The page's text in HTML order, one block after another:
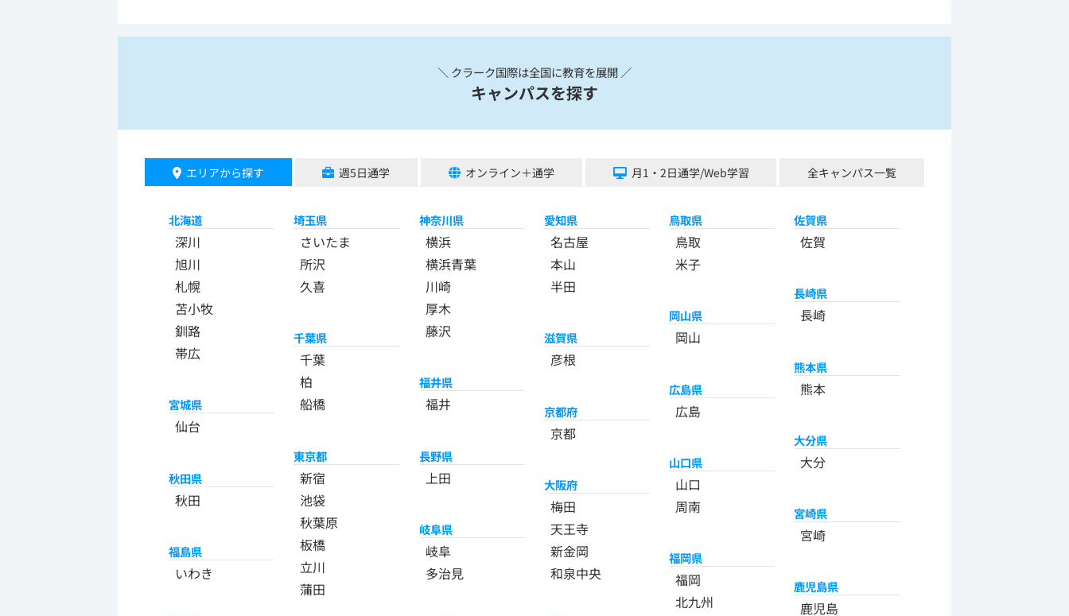
＼ クラーク国際は全国に教育を展開 ／
キャンパスを探す
エリアから探す 週5日通学 オンライン＋通学 月1・2日通学/Web学習 全キャンパス一覧
北海道
深川
旭川
札幌
苫小牧
釧路
帯広
宮城県
仙台
秋田県
秋田
福島県
いわき
埼玉県
さいたま
所沢
久喜
千葉県
千葉
柏
船橋
東京都
新宿
池袋
秋葉原
板橋
立川
蒲田
神奈川県
横浜
横浜青葉
川崎
厚木
藤沢
福井県
福井
長野県
上田
岐阜県
岐阜
多治見
愛知県
名古屋
本山
半田
滋賀県
彦根
京都府
京都
大阪府
梅田
天王寺
新金岡
和泉中央
鳥取県
鳥取
米子
岡山県
岡山
広島県
広島
山口県
山口
周南
福岡県
福岡
北九州
佐賀県
佐賀
長崎県
長崎
熊本県
熊本
大分県
大分
宮崎県
宮崎
鹿児島県
鹿児島